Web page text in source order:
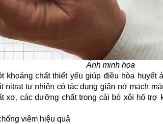
Ảnh minh họa
khoáng chất thiết yếu giúp điều hòa huyết
nitrat tự nhiên có tác dụng giãn nở mạch
xơ, các dưỡng chất trong cải bó xôi hõ trợ
viêm hiệu quả